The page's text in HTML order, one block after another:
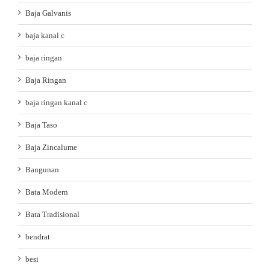
Baja Galvanis
baja kanal c
baja ringan
Baja Ringan
baja ringan kanal c
Baja Taso
Baja Zincalume
Bangunan
Bata Modern
Bata Tradisional
bendrat
besi